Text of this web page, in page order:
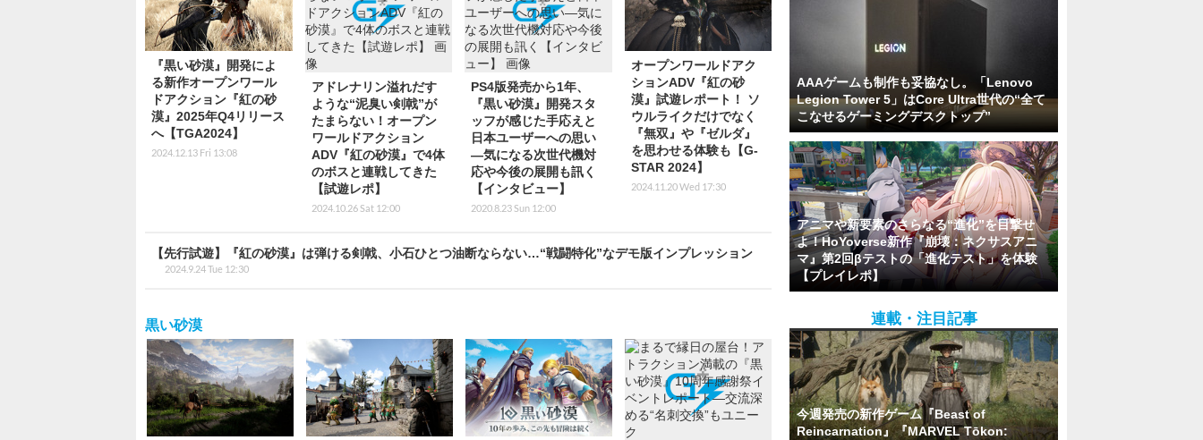
『黒い砂漠』開発によ
る新作オープンワール
ドアクション『紅の砂
漠』2025年Q4リリース
へ【TGA2024】
2024.12.13 Fri 13:08
アドレナリン溢れだす
ような“泥臭い剣戟”が
たまらない！オープン
ワールドアクション
ADV『紅の砂漠』で4体
のボスと連戦してきた
【試遊レポ】
2024.10.26 Sat 12:00
PS4版発売から1年、
『黒い砂漠』開発スタ
ッフが感じた手応えと
日本ユーザーへの思い
―気になる次世代機対
応や今後の展開も訊く
【インタビュー】
2020.8.23 Sun 12:00
オープンワールドアク
ションADV『紅の砂
漠』試遊レポート！ ソ
ウルライクだけでなく
『無双』や『ゼルダ』
を思わせる体験も【G-
STAR 2024】
2024.11.20 Wed 17:30
【先行試遊】『紅の砂漠』は弾ける剣戟、小石ひとつ油断ならない…“戦闘特化”なデモ版インプレッション
2024.9.24 Tue 12:30
黒い砂漠
AAAゲームも制作も妥協なし。「Lenovo
Legion Tower 5」はCore Ultra世代の“全て
こなせるゲーミングデスクトップ”
アニマや新要素のさらなる“進化”を目撃せ
よ！HoYoverse新作『崩壊：ネクサスアニ
マ』第2回βテストの「進化テスト」を体験
【プレイレポ】
連載・注目記事
今週発売の新作ゲーム『Beast of
Reincarnation』『MARVEL Tōkon: